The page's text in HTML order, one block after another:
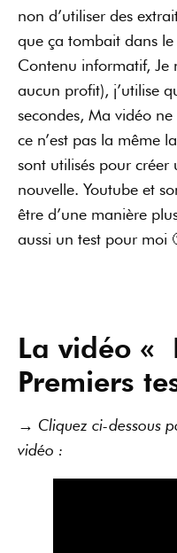
non d’utiliser des
que ça tombait dans
Contenu informatif, Je
aucun profit), j’utilise
secondes, Ma vidéo
ce n’est pas la même
sont utilisés pour
nouvelle. Youtube et
être d’une manière
aussi un test pour moi
La vidéo «
Premiers
→ Cliquez ci-dessous
vidéo :